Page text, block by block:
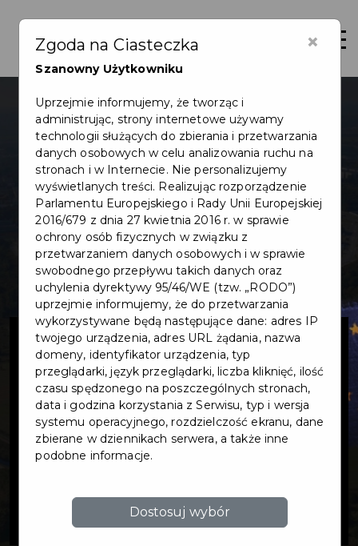
Program
Operacyjny
Infrastruktura i
Środowisko
2014-2020
×
Zgoda na Ciasteczka
Szanowny Użytkowniku
Uprzejmie informujemy, że tworząc i
administrując, strony internetowe używamy
technologii służących do zbierania i przetwarzania
danych osobowych w celu analizowania ruchu na
stronach i w Internecie. Nie personalizujemy
wyświetlanych treści. Realizując rozporządzenie
Parlamentu Europejskiego i Rady Unii Europejskiej
2016/679 z dnia 27 kwietnia 2016 r. w sprawie
ochrony osób fizycznych w związku z
przetwarzaniem danych osobowych i w sprawie
swobodnego przepływu takich danych oraz
uchylenia dyrektywy 95/46/WE (tzw. „RODO”)
uprzejmie informujemy, że do przetwarzania
wykorzystywane będą następujące dane: adres IP
twojego urządzenia, adres URL żądania, nazwa
domeny, identyfikator urządzenia, typ
przeglądarki, język przeglądarki, liczba kliknięć, ilość
czasu spędzonego na poszczególnych stronach,
data i godzina korzystania z Serwisu, typ i wersja
systemu operacyjnego, rozdzielczość ekranu, dane
zbierane w dziennikach serwera, a także inne
podobne informacje.
Dostosuj wybór